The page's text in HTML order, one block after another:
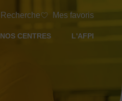
Recherche Mes favoris
NOS CENTRES L'AFPI